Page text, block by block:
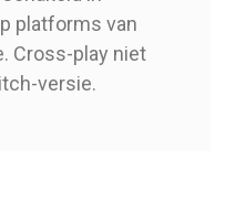
platforms van
Cross-play niet
versie.